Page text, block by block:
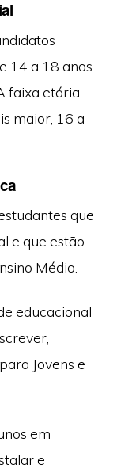
14 a 18 anos.
faixa etária
maior, 16 a
que
e que estão
Médio.
educacional
Jovens e
em
e